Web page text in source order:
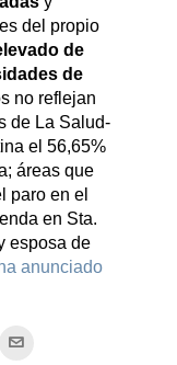
del propio
de
de
no reflejan
de La Salud-
el 56,65%
áreas que
paro en el
en Sta.
esposa de
anunciado